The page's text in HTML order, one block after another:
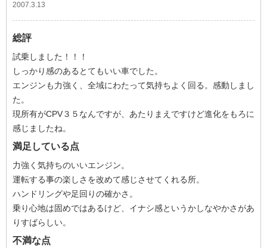
2007.3.13
総評
試乗しました！！！
しっかり感のあるとてもいい車でした。
エンジンも力強く、全域にわたって気持ちよく回る。感動しまし
た。
現所有がCPV３５なんですが、あたりまえですけど進化をもろに
感じましたね。
満足している点
力強く気持ちのいいエンジン。
運転する事の楽しさを改めて感じさせてくれる所。
ハンドリングや足回りの確かさ。
乗り心地は固めではあるけど、イナシ感というかしなやかさがあ
りすばらしい。
不満な点